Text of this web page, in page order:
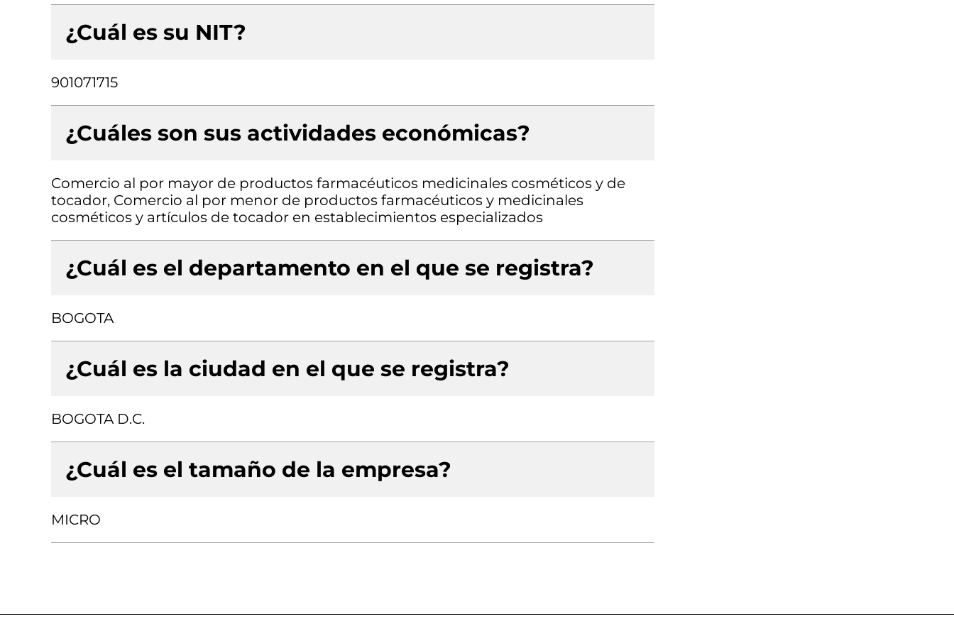
¿Cuál es su NIT?
901071715
¿Cuáles son sus actividades económicas?
Comercio al por mayor de productos farmacéuticos medicinales cosméticos y de
tocador, Comercio al por menor de productos farmacéuticos y medicinales
cosméticos y artículos de tocador en establecimientos especializados
¿Cuál es el departamento en el que se registra?
BOGOTA
¿Cuál es la ciudad en el que se registra?
BOGOTA D.C.
¿Cuál es el tamaño de la empresa?
MICRO